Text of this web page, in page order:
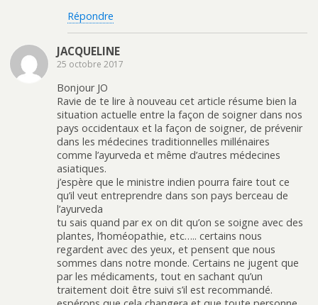
Répondre
JACQUELINE
25 octobre 2017
Bonjour JO
Ravie de te lire à nouveau cet article résume bien la
situation actuelle entre la façon de soigner dans nos
pays occidentaux et la façon de soigner, de prévenir
dans les médecines traditionnelles millénaires
comme l’ayurveda et même d’autres médecines
asiatiques.
j’espère que le ministre indien pourra faire tout ce
qu’il veut entreprendre dans son pays berceau de
l’ayurveda
tu sais quand par ex on dit qu’on se soigne avec des
plantes, l’homéopathie, etc….. certains nous
regardent avec des yeux, et pensent que nous
sommes dans notre monde. Certains ne jugent que
par les médicaments, tout en sachant qu’un
traitement doit être suivi s’il est recommandé.